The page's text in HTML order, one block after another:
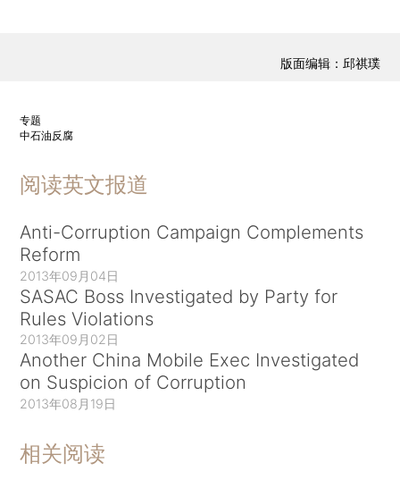
版面编辑：邱祺璞
专题
中石油反腐
阅读英文报道
Anti-Corruption Campaign Complements
Reform
2013年09月04日
SASAC Boss Investigated by Party for
Rules Violations
2013年09月02日
Another China Mobile Exec Investigated
on Suspicion of Corruption
2013年08月19日
相关阅读